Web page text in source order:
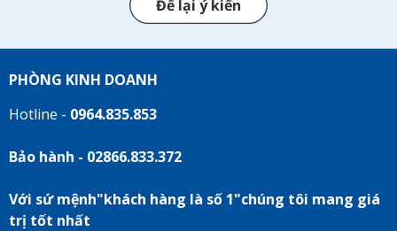
Để lại ý kiến
PHÒNG KINH DOANH
Hotline - 0964.835.853
Bảo hành - 02866.833.372
Với sứ mệnh"khách hàng là số 1"chúng tôi mang giá
trị tốt nhất